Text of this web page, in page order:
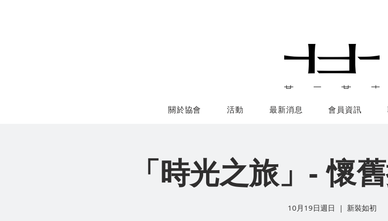
關於協會 活動 最新消息 會員資訊
「時光之旅」- 懷
10月19日週日
  |
新裝如初